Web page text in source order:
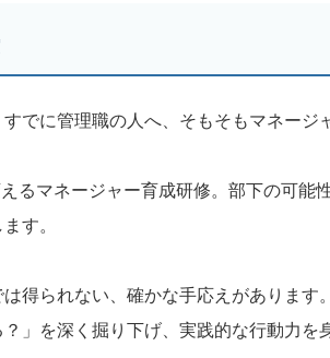
でに管理職の人へ、そもそもマネージ
るマネージャー育成研修。部下の可
す。
得られない、確かな手応えがありま
」を深く掘り下げ、実践的な行動力